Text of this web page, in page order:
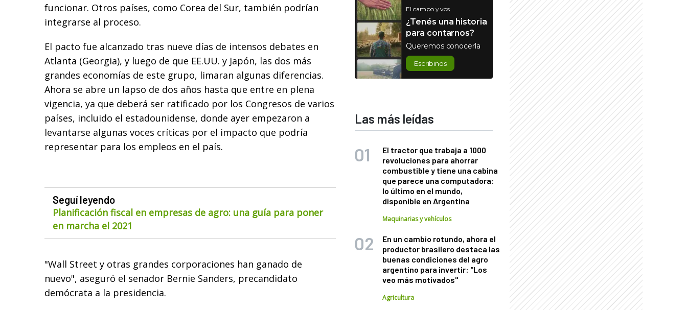
funcionar. Otros países, como Corea del Sur, también podrían
integrarse al proceso.
El pacto fue alcanzado tras nueve días de intensos debates en
Atlanta (Georgia), y luego de que EE.UU. y Japón, las dos más
grandes economías de este grupo, limaran algunas diferencias.
Ahora se abre un lapso de dos años hasta que entre en plena
vigencia, ya que deberá ser ratificado por los Congresos de varios
países, incluido el estadounidense, donde ayer empezaron a
levantarse algunas voces críticas por el impacto que podría
representar para los empleos en el país.
Seguí leyendo
Planificación fiscal en empresas de agro: una guía para poner
en marcha el 2021
"Wall Street y otras grandes corporaciones han ganado de
nuevo", aseguró el senador Bernie Sanders, precandidato
demócrata a la presidencia.
El campo y vos
¿Tenés una historia
para contarnos?
Queremos conocerla
Escribinos
Las más leídas
El tractor que trabaja a 1000
revoluciones para ahorrar
combustible y tiene una cabina
que parece una computadora:
lo último en el mundo,
disponible en Argentina
Maquinarias y vehículos
En un cambio rotundo, ahora el
productor brasilero destaca las
buenas condiciones del agro
argentino para invertir: "Los
veo más motivados"
Agricultura